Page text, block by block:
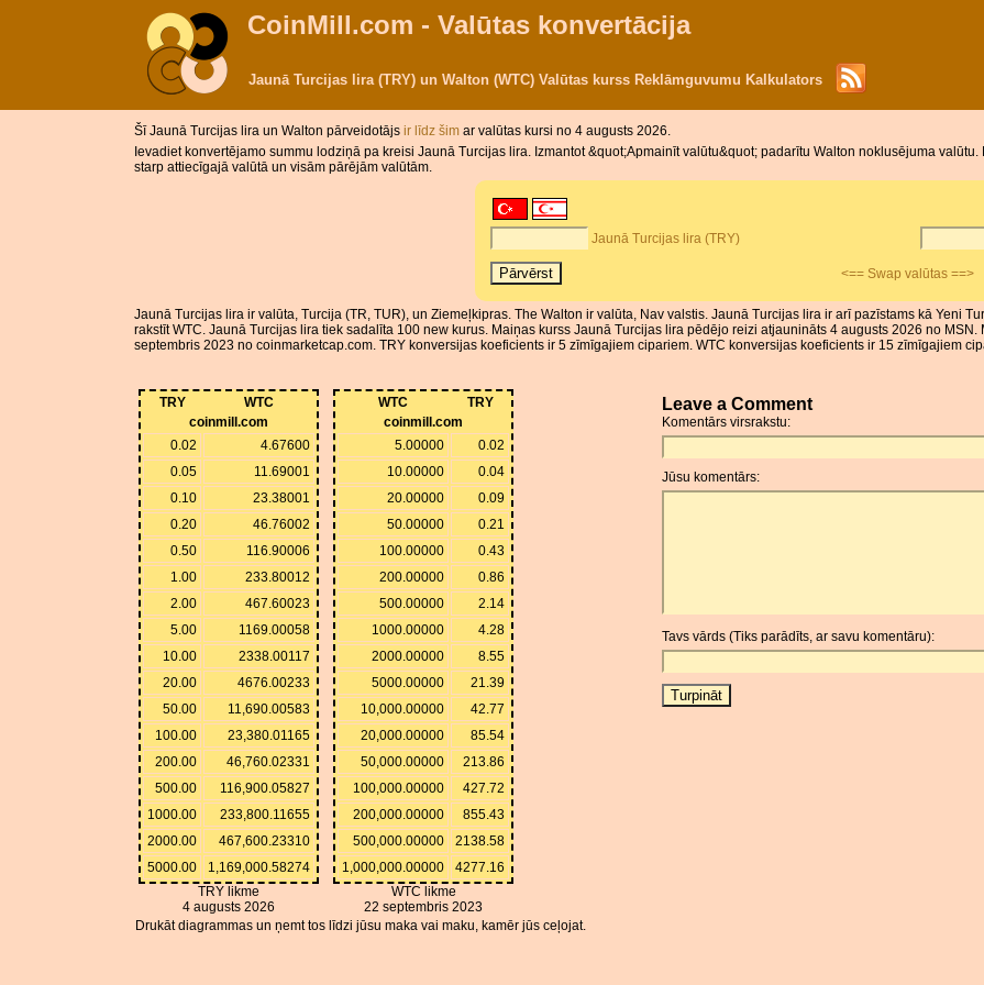
CoinMill.com - Valūtas konvertācija
Jaunā Turcijas lira (TRY) un Walton (WTC) Valūtas kurss Reklāmguvumu Kalkulators
Šī Jaunā Turcijas lira un Walton pārveidotājs ir līdz šim ar valūtas kursi no 4 augusts 2026.
Ievadiet konvertējamo summu lodziņā pa kreisi Jaunā Turcijas lira. Izmantot &quot;Apmainīt valūtu&quot; padarītu Walton noklusējuma
starp attiecīgajā valūtā un visām pārējām valūtām.
Jaunā Turcijas lira (TRY)
<== Swap valūtas ==>
Jaunā Turcijas lira ir valūta, Turcija (TR, TUR), un Ziemeļkipras. The Walton ir valūta, Nav valstis. Jaunā Turcijas lira ir arī pazīstams kā Yeni
rakstīt WTC. Jaunā Turcijas lira tiek sadalīta 100 new kurus. Maiņas kurss Jaunā Turcijas lira pēdējo reizi atjaunināts 4 augusts 2026 no
septembris 2023 no coinmarketcap.com. TRY konversijas koeficients ir 5 zīmīgajiem cipariem. WTC konversijas koeficients ir 15 zīmīgajiem
TRY
WTC
coinmill.com
0.02
4.67600
0.05
11.69001
0.10
23.38001
0.20
46.76002
0.50
116.90006
1.00
233.80012
2.00
467.60023
5.00
1169.00058
10.00
2338.00117
20.00
4676.00233
50.00
11,690.00583
100.00
23,380.01165
200.00
46,760.02331
500.00
116,900.05827
1000.00
233,800.11655
2000.00
467,600.23310
5000.00
1,169,000.58274
TRY likme
4 augusts 2026
WTC
TRY
coinmill.com
5.00000
0.02
10.00000
0.04
20.00000
0.09
50.00000
0.21
100.00000
0.43
200.00000
0.86
500.00000
2.14
1000.00000
4.28
2000.00000
8.55
5000.00000
21.39
10,000.00000
42.77
20,000.00000
85.54
50,000.00000
213.86
100,000.00000
427.72
200,000.00000
855.43
500,000.00000
2138.58
1,000,000.00000
4277.16
WTC likme
22 septembris 2023
Drukāt diagrammas un ņemt tos līdzi jūsu maka vai maku, kamēr jūs ceļojat.
Leave a Comment
Komentārs virsrakstu:
Jūsu komentārs:
Tavs vārds (Tiks parādīts, ar savu komentāru):